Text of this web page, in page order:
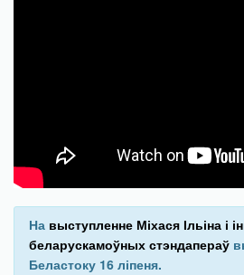
На выступленне Міхася Ільіна і
беларускамоўных стэндапераў
Беластоку 16 ліпеня.